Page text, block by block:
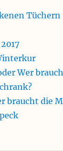
Wer
braucht die